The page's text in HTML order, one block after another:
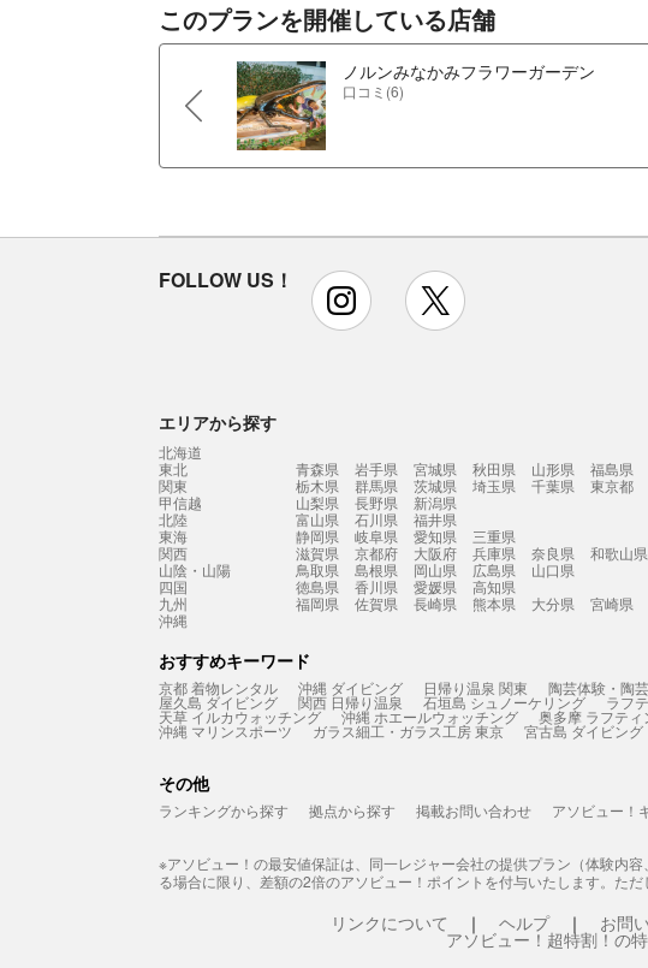
このプランを開催している店舗
ノルンみなかみフラワーガーデン
口コミ(6)
FOLLOW US！ instagram
エリアから探す
北海道
東北
青森県 岩手県 宮城県 秋田県 山形県
福島県
関東
栃木県 群馬県 茨城県 埼玉県 千葉県 東京都
甲信越
山梨県 長野県
新潟県
北陸
富山県 石川県
福井県
東海
静岡県 岐阜県 愛知県
三重県
関西
滋賀県 京都府 大阪府 兵庫県 奈良県
和歌山県
山陰・山陽
鳥取県 島根県 岡山県 広島県
山口県
四国
徳島県 香川県 愛媛県
高知県
九州
福岡県 佐賀県 長崎県 熊本県 大分県 宮崎県
沖縄
おすすめキーワード
京都 着物レンタル 沖縄 ダイビング 日帰り温泉 関東 陶芸体験・陶
屋久島 ダイビング 関西 日帰り温泉 石垣島 シュノーケリング ラフ
天草 イルカウォッチング 沖縄 ホエールウォッチング 奥多摩 ラフティ
沖縄 マリンスポーツ ガラス細工・ガラス工房 東京 宮古島 ダイビング
その他
ランキングから探す 拠点から探す 掲載お問い合わせ アソビュー！
※アソビュー！の最安値保証は、同一レジャー会社の提供プラン（体験内
る場合に限り、差額の2倍のアソビュー！ポイントを付与いたします。た
リンクについて ヘルプ お問
アソビュー！超特割！の